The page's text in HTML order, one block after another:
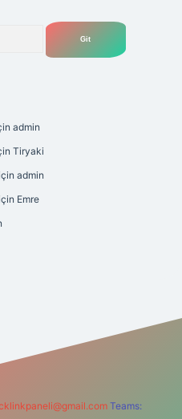
admin
Tiryaki
admin
Emre
Teams: